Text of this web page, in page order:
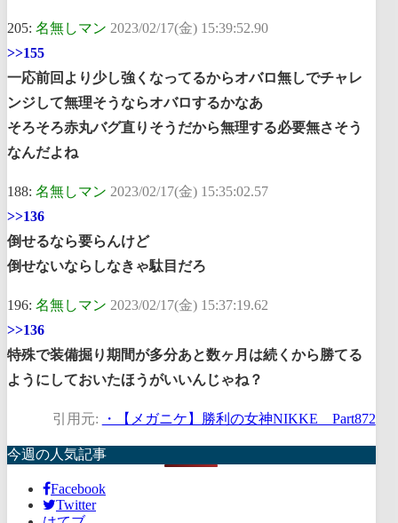
205: 名無しマン 2023/02/17(金) 15:39:52.90
>>155
一応前回より少し強くなってるからオバロ無しでチャレ
ンジして無理そうならオバロするかなあ
そろそろ赤丸バグ直りそうだから無理する必要無さそう
なんだよね
188: 名無しマン 2023/02/17(金) 15:35:02.57
>>136
倒せるなら要らんけど
倒せないならしなきゃ駄目だろ
196: 名無しマン 2023/02/17(金) 15:37:19.62
>>136
特殊で装備掘り期間が多分あと数ヶ月は続くから勝てる
ようにしておいたほうがいいんじゃね？
引用元: ・【メガニケ】勝利の女神NIKKE Part872
今週の人気記事
Facebook
Twitter